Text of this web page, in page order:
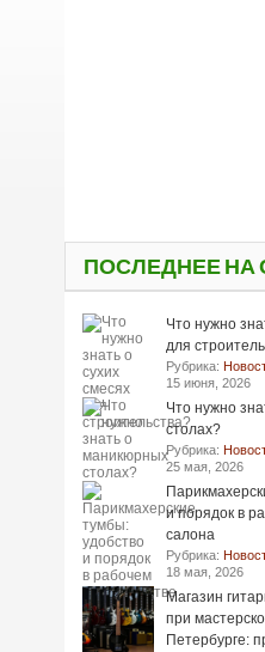
ПОСЛЕДНЕЕ НА
Что нужно
для
Рубрика:
15 июня, 2026
Что нужно
столах?
Рубрика:
25 мая, 2026
и порядок в
салона
Рубрика:
18 мая, 2026
Магазин
при
Петербурге: